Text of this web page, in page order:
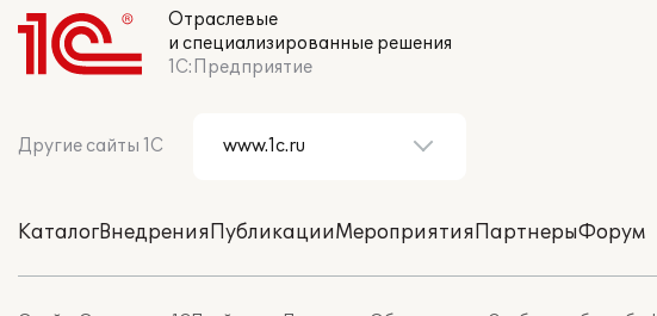
Отраслевые
и специализированные решения
1С:Предприятие
Другие сайты 1С
КаталогВнедренияПубликацииМероприятияПартнерыФорум